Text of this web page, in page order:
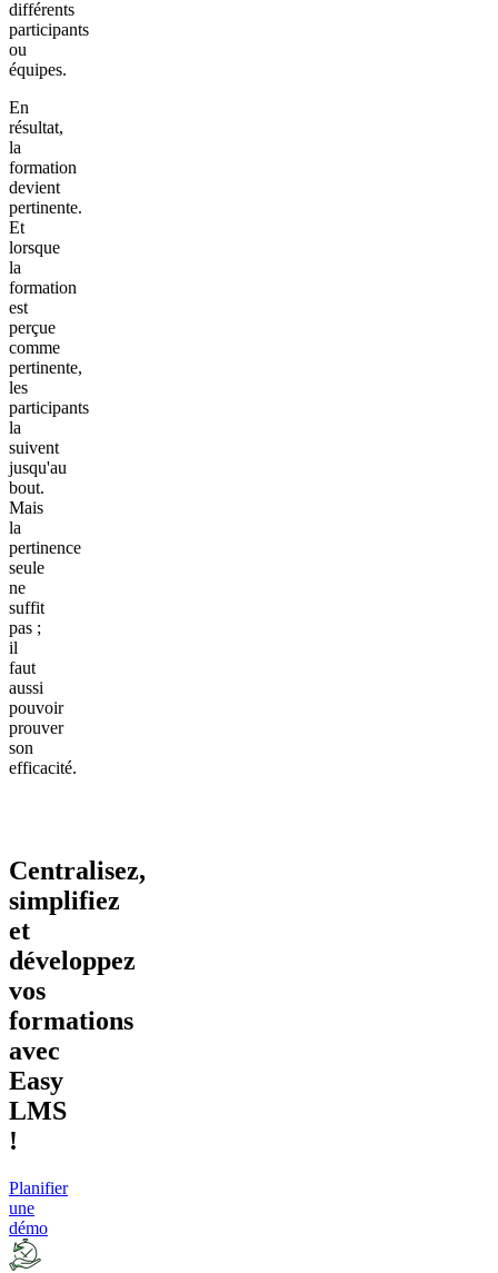
différents
participants
ou
équipes.
En
résultat,
la
formation
devient
pertinente.
Et
lorsque
la
formation
est
perçue
comme
pertinente,
les
participants
la
suivent
jusqu'au
bout.
Mais
la
pertinence
seule
ne
suffit
pas ;
il
faut
aussi
pouvoir
prouver
son
efficacité.
Centralisez,
simplifiez
et
développez
vos
formations
avec
Easy
LMS
!
Planifier
une
démo